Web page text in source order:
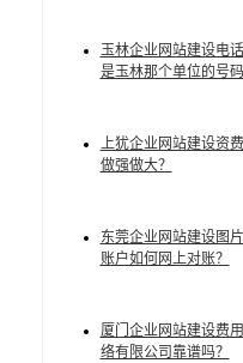
玉林企业网站建设电
是玉林那个单位的号码
上犹企业网站建设资
做强做大？
东莞企业网站建设图
账户如何网上对账？
厦门企业网站建设费
络有限公司靠谱吗？